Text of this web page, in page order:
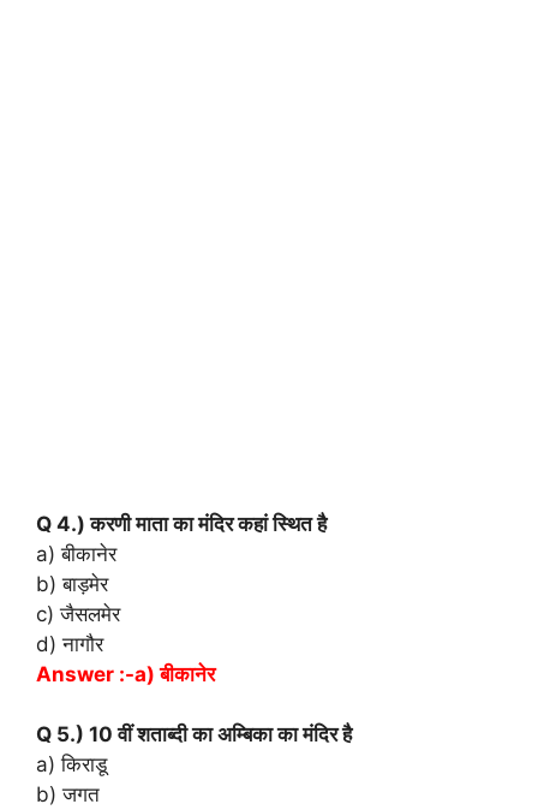
Q 4.) करणी माता का मंदिर कहां स्थित है
a) बीकानेर
b) बाड़मेर
c) जैसलमेर
d) नागौर
Answer :-a) बीकानेर
Q 5.) 10 वीं शताब्दी का अम्बिका का मंदिर है
a) किराडू
b) जगत